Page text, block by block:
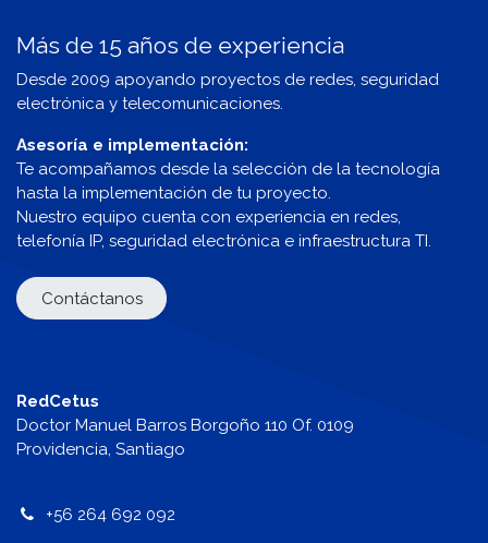
Más de 15 años de experiencia
Desde 2009 apoyando proyectos de redes, seguridad
electrónica y telecomunicaciones.
Asesoría e implementación:
Te acompañamos desde la selección de la tecnología
hasta la implementación de tu proyecto.
Nuestro equipo cuenta con experiencia en redes,
telefonía IP, seguridad electrónica e infraestructura TI.
Contáctanos
RedCetus
Doctor Manuel Barros Borgoño 110 Of. 0109
Providencia, Santiago
+56 264 692 092